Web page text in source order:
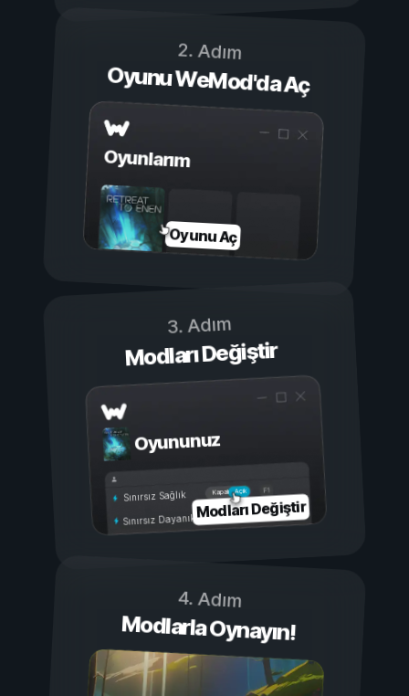
2. Adım
Oyunu WeMod'da Aç
Oyunlarım
Oyunu Aç
3. Adım
Modları Değiştir
Oyununuz
Açık
Kapalı
Sınırsız Sağlık
Sınırsız DayanıklılıkModları Değiştir
4. Adım
Modlarla Oynayın!